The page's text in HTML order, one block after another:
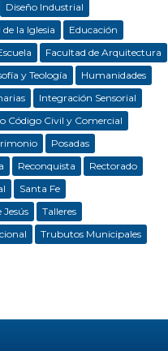
Diseño Industrial
la Iglesia
Educación
Facultad de Arquitectura
y Teología
Humanidades
Integración Sensorial
Código Civil y Comercial
Posadas
Reconquista
Rectorado
Santa Fe
Jesús
Talleres
Trubutos Municipales